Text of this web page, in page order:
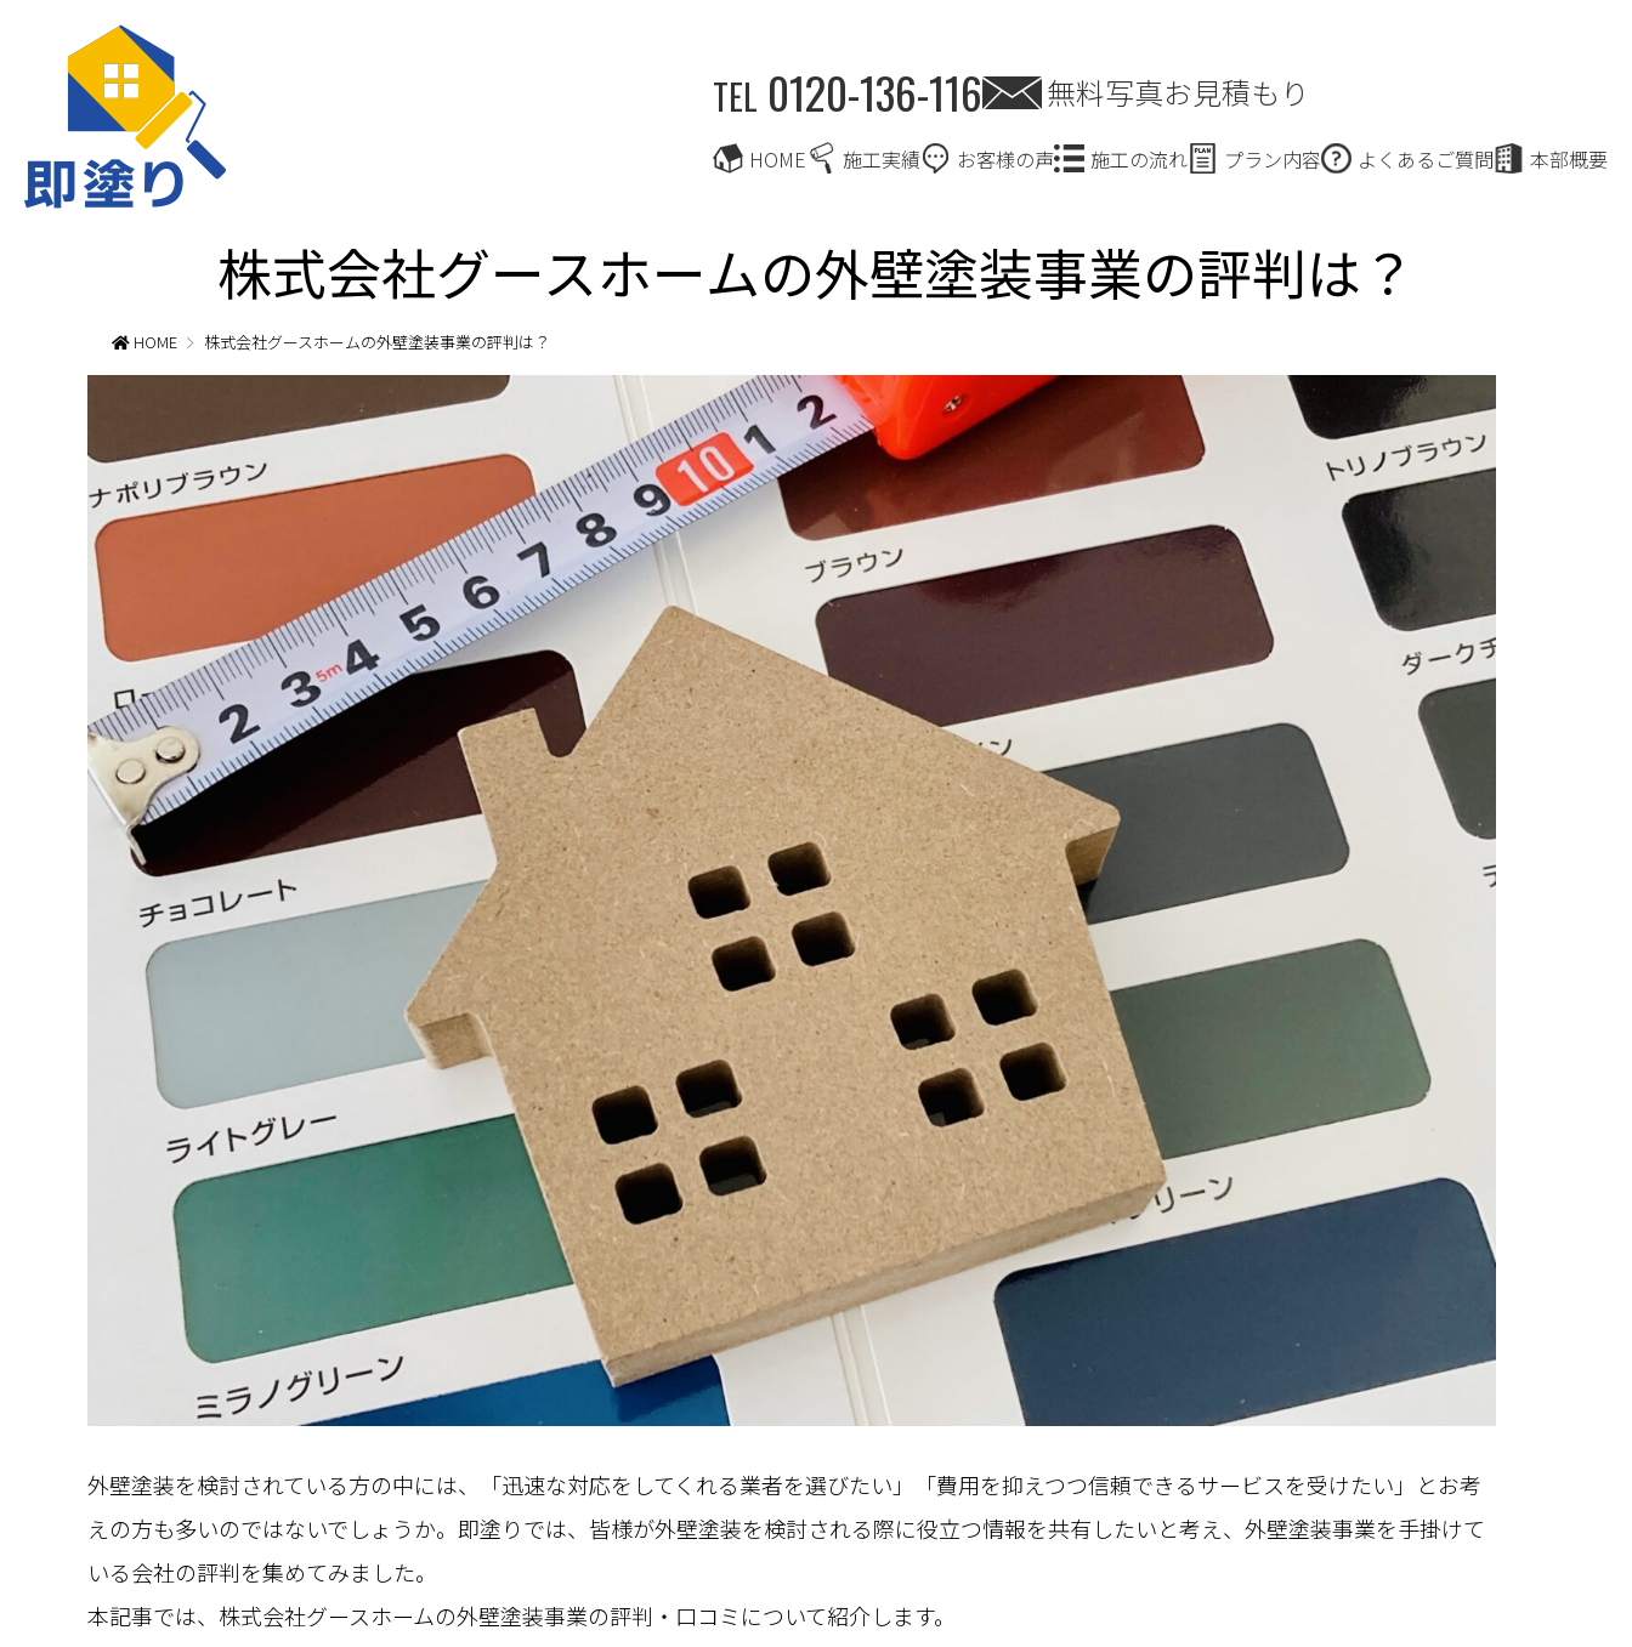
TEL 0120-136-116 無料写真お見積もり
HOME 施工実績 お客様の声 施工の流れ プラン内容 よくあるご質問 本部概要
株式会社グースホームの外壁塗装事業の評判は？
HOME 株式会社グースホームの外壁塗装事業の評判は？
外壁塗装を検討されている方の中には、「迅速な対応をしてくれる業者を選びたい」「費用を抑えつつ信頼できるサービスを受けたい」とお考
えの方も多いのではないでしょうか。即塗りでは、皆様が外壁塗装を検討される際に役立つ情報を共有したいと考え、外壁塗装事業を手掛けて
いる会社の評判を集めてみました。​
本記事では、株式会社グースホームの外壁塗装事業の評判・口コミについて紹介します。